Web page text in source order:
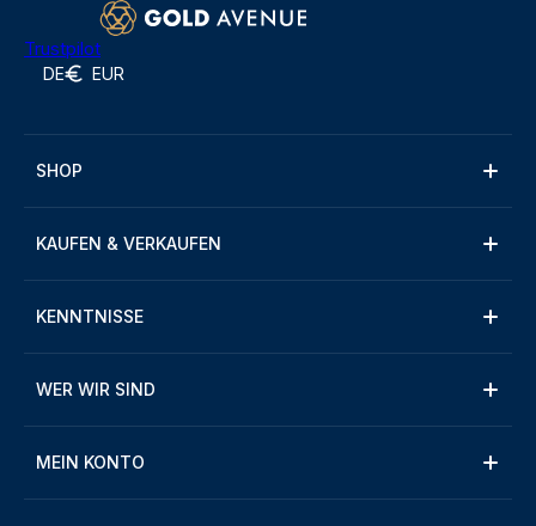
Trustpilot
DE EUR
SHOP
KAUFEN & VERKAUFEN
KENNTNISSE
WER WIR SIND
MEIN KONTO